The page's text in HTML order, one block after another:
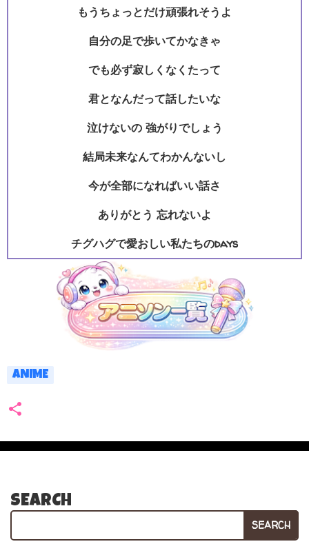
もうちょっとだけ頑張れそうよ
自分の足で歩いてかなきゃ
でも必ず寂しくなくたって
君となんだって話したいな
泣けないの 強がりでしょう
結局未来なんてわかんないし
今が全部になればいい話さ
ありがとう 忘れないよ
チグハグで愛おしい私たちのdays
ANIME
SEARCH
SEARCH